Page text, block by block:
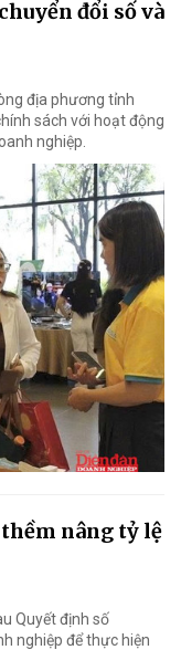
đổi số và
địa phương tỉnh
sách với hoạt động
nghiệp.
nâng tỷ lệ
Quyết định số
nghiệp để thực hiện